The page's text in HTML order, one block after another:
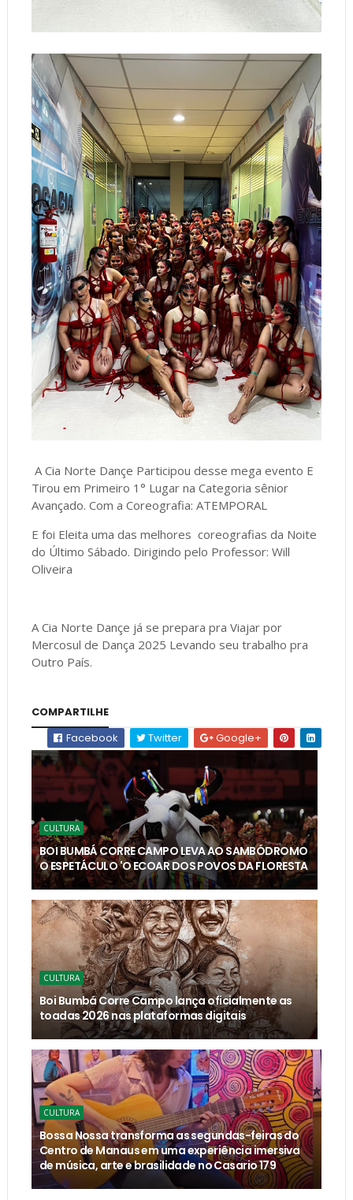
A Cia Norte Dançe Participou desse mega evento E
Tirou em Primeiro 1° Lugar na Categoria sênior
Avançado. Com a Coreografia: ATEMPORAL
E foi Eleita uma das melhores coreografias da Noite
do Último Sábado. Dirigindo pelo Professor: Will
Oliveira
A Cia Norte Dançe já se prepara pra Viajar por
Mercosul de Dança 2025 Levando seu trabalho pra
Outro País.
COMPARTILHE
Facebook
Twitter Google+
CULTURA
BOI BUMBÁ CORRE CAMPO LEVA AO SAMBÓDROMO
O ESPETÁCULO 'O ECOAR DOS POVOS DA FLORESTA
CULTURA
Boi Bumbá Corre Campo lança oficialmente as
toadas 2026 nas plataformas digitais
CULTURA
Bossa Nossa transforma as segundas-feiras do
Centro de Manaus em uma experiência imersiva
de música, arte e brasilidade no Casario 179